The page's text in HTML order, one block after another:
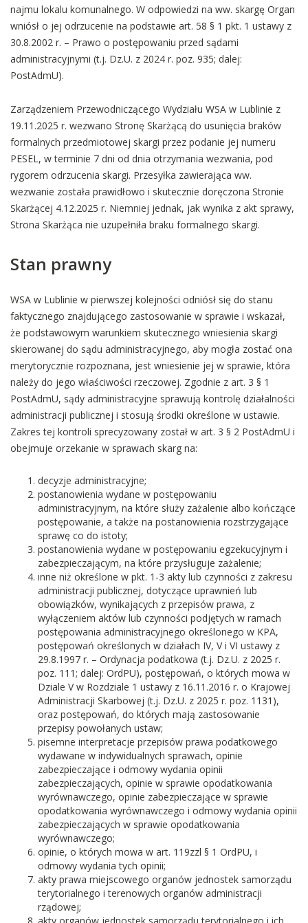
najmu lokalu komunalnego. W odpowiedzi na ww. skargę Organ
wniósł o jej odrzucenie na podstawie art. 58 § 1 pkt. 1 ustawy z
30.8.2002 r. – Prawo o postępowaniu przed sądami
administracyjnymi (t.j. Dz.U. z 2024 r. poz. 935; dalej:
PostAdmU).
Zarządzeniem Przewodniczącego Wydziału WSA w Lublinie z
19.11.2025 r. wezwano Stronę Skarżącą do usunięcia braków
formalnych przedmiotowej skargi przez podanie jej numeru
PESEL, w terminie 7 dni od dnia otrzymania wezwania, pod
rygorem odrzucenia skargi. Przesyłka zawierająca ww.
wezwanie została prawidłowo i skutecznie doręczona Stronie
Skarżącej 4.12.2025 r. Niemniej jednak, jak wynika z akt sprawy,
Strona Skarżąca nie uzupełniła braku formalnego skargi.
Stan prawny
WSA w Lublinie w pierwszej kolejności odniósł się do stanu
faktycznego znajdującego zastosowanie w sprawie i wskazał,
że podstawowym warunkiem skutecznego wniesienia skargi
skierowanej do sądu administracyjnego, aby mogła zostać ona
merytorycznie rozpoznana, jest wniesienie jej w sprawie, która
należy do jego właściwości rzeczowej. Zgodnie z art. 3 § 1
PostAdmU, sądy administracyjne sprawują kontrolę działalności
administracji publicznej i stosują środki określone w ustawie.
Zakres tej kontroli sprecyzowany został w art. 3 § 2 PostAdmU i
obejmuje orzekanie w sprawach skarg na:
decyzje administracyjne;
postanowienia wydane w postępowaniu
administracyjnym, na które służy zażalenie albo kończące
postępowanie, a także na postanowienia rozstrzygające
sprawę co do istoty;
postanowienia wydane w postępowaniu egzekucyjnym i
zabezpieczającym, na które przysługuje zażalenie;
inne niż określone w pkt. 1-3 akty lub czynności z zakresu
administracji publicznej, dotyczące uprawnień lub
obowiązków, wynikających z przepisów prawa, z
wyłączeniem aktów lub czynności podjętych w ramach
postępowania administracyjnego określonego w KPA,
postępowań określonych w działach IV, V i VI ustawy z
29.8.1997 r. – Ordynacja podatkowa (t.j. Dz.U. z 2025 r.
poz. 111; dalej: OrdPU), postępowań, o których mowa w
Dziale V w Rozdziale 1 ustawy z 16.11.2016 r. o Krajowej
Administracji Skarbowej (t.j. Dz.U. z 2025 r. poz. 1131),
oraz postępowań, do których mają zastosowanie
przepisy powołanych ustaw;
pisemne interpretacje przepisów prawa podatkowego
wydawane w indywidualnych sprawach, opinie
zabezpieczające i odmowy wydania opinii
zabezpieczających, opinie w sprawie opodatkowania
wyrównawczego, opinie zabezpieczające w sprawie
opodatkowania wyrównawczego i odmowy wydania opinii
zabezpieczających w sprawie opodatkowania
wyrównawczego;
opinie, o których mowa w art. 119zzl § 1 OrdPU, i
odmowy wydania tych opinii;
akty prawa miejscowego organów jednostek samorządu
terytorialnego i terenowych organów administracji
rządowej;
akty organów jednostek samorządu terytorialnego i ich